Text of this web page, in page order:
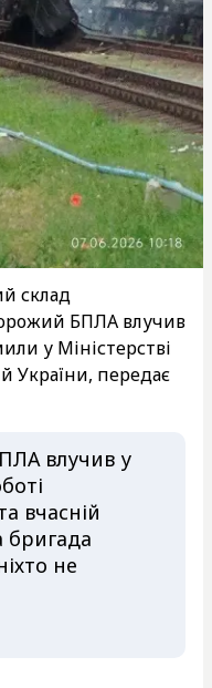
склад
БПЛА влучив
у Міністерстві
України, передає
влучив у
вчасній
бригада
не